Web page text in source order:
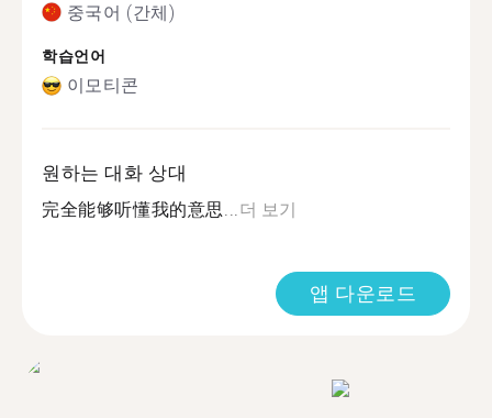
중국어 (간체)
학습언어
이모티콘
원하는 대화 상대
完全能够听懂我的意思...더 보기
앱 다운로드